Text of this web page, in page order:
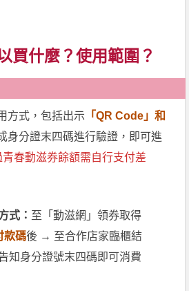
買什麼？使用範圍？
方式，包括出示 「QR Code」和
身分證末四碼進行驗證，即可進
青春動滋券餘額需自行支付差
式： 至「動滋網」領券取得
款碼後 → 至合作店家臨櫃結
知身分證號末四碼即可消費